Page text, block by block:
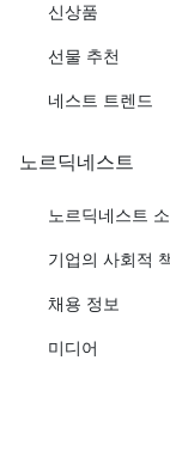
신상품
선물 추천
네스트 트렌드
노르딕네스트
노르딕네스트
기업의 사회적
채용 정보
미디어